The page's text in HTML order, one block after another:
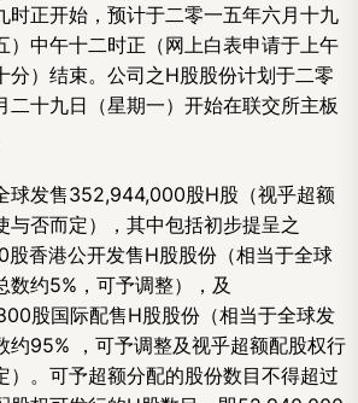
时正开始，预计于二零一五年六月十九
）中午十二时正（网上白表申请于上午
分）结束。公司之H股股份计划于二零
二十九日（星期一）开始在联交所主板
球发售352,944,000股H股（视乎超额
与否而定），其中包括初步提呈之
股香港公开发售H股股份（相当于全球
数约5%，可予调整），及
股国际配售H股股份（相当于全球发
约95% ，可予调整及视乎超额配股权行
）。可予超额分配的股份数目不得超过